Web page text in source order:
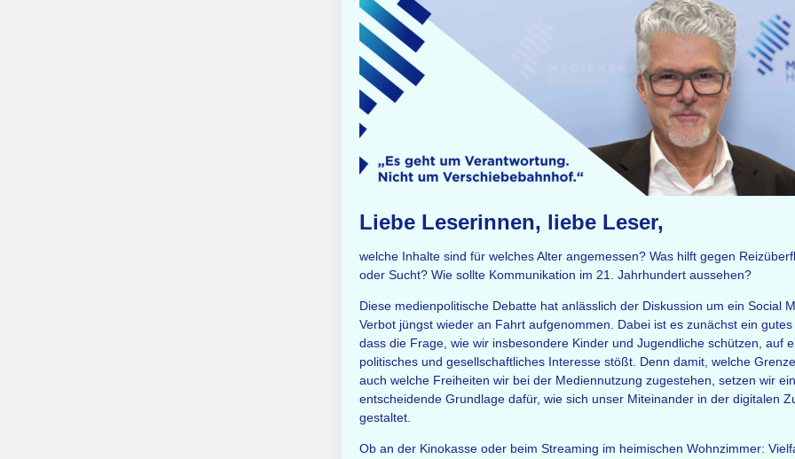
Liebe Leserinnen, liebe Leser,
welche Inhalte sind für welches Alter angemessen? Was hilft gegen
oder Sucht? Wie sollte Kommunikation im 21. Jahrhundert aussehen?
Diese medienpolitische Debatte hat anlässlich der Diskussion um ein Social
Verbot jüngst wieder an Fahrt aufgenommen. Dabei ist es zunächst ein
dass die Frage, wie wir insbesondere Kinder und Jugendliche schützen, auf
politisches und gesellschaftliches Interesse stößt. Denn damit, welche
auch welche Freiheiten wir bei der Mediennutzung zugestehen, setzen wir
entscheidende Grundlage dafür, wie sich unser Miteinander in der digitalen
gestaltet.
Ob an der Kinokasse oder beim Streaming im heimischen Wohnzimmer: